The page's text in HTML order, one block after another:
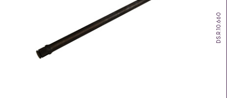
DS.R.10.660